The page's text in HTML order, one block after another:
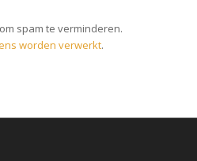
spam te verminderen.
worden verwerkt.